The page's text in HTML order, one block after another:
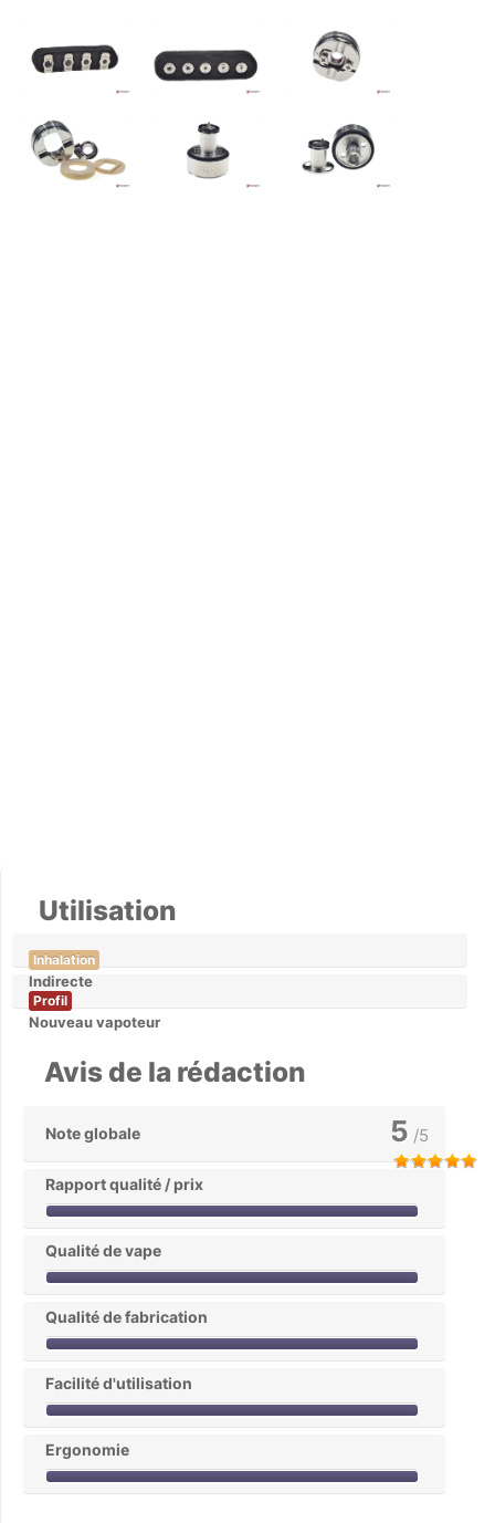
Utilisation
Inhalation
Indirecte
Profil
Nouveau vapoteur
Avis de la rédaction
Note globale 5 /5
Rapport qualité / prix
Qualité de vape
Qualité de fabrication
Facilité d'utilisation
Ergonomie